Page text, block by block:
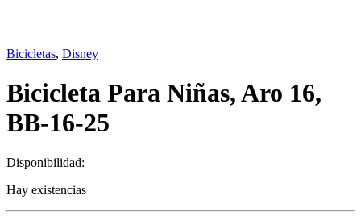
Bicicletas, Disney
Bicicleta Para Niñas, Aro 16,
BB-16-25
Disponibilidad:
Hay existencias